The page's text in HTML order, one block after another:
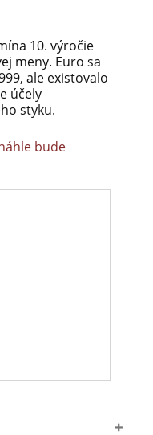
10. výročie
meny. Euro sa
ale existovalo
účely
styku.
bude